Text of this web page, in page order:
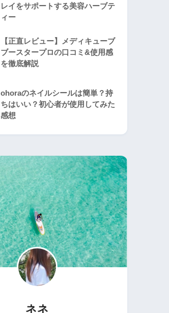
レイをサポートする美容ハーブテ
ィー
【正直レビュー】メディキューブ
ブースタープロの口コミ&使用感
を徹底解説
ohoraのネイルシールは簡単？持
ちはいい？初心者が使用してみた
感想
ネネ